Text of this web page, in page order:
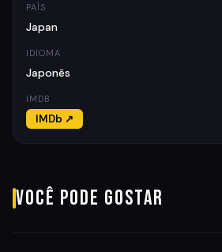
PAÍS
Japan
IDIOMA
Japonês
IMDB
IMDb ↗
Você pode gostar